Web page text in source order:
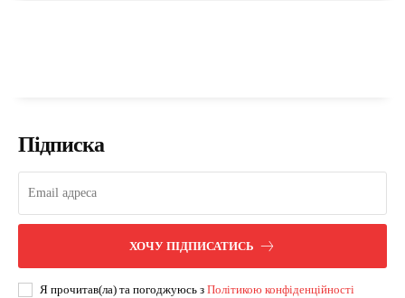
Підписка
ХОЧУ ПІДПИСАТИСЬ
Я прочитав(ла) та погоджуюсь з Політикою конфіденційності